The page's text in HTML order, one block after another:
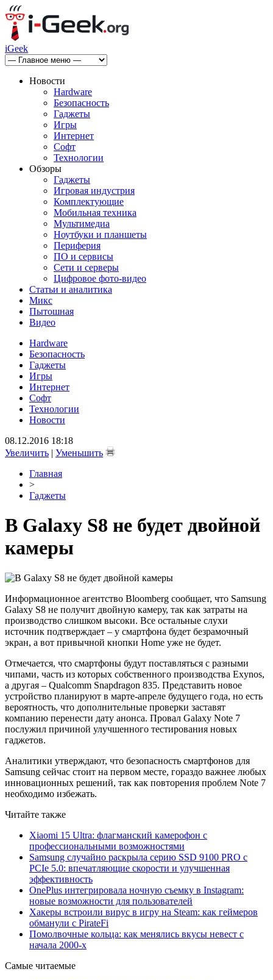
iGeek
Новости
Hardware
Безопасность
Гаджеты
Игры
Интернет
Софт
Технологии
Обзоры
Гаджеты
Игровая индустрия
Комплектующие
Мобильная техника
Мультимедиа
Ноутбуки и планшеты
Периферия
ПО и сервисы
Сети и серверы
Цифровое фото-видео
Статьи и аналитика
Микс
Пытошная
Видео
Hardware
Безопасность
Гаджеты
Игры
Интернет
Софт
Технологии
Новости
08.12.2016 18:18
Увеличить | Уменьшить
Главная
>
Гаджеты
В Galaxy S8 не будет двойной
камеры
Информационное агентство Bloomberg сообщает, что Samsung
Galaxy S8 не получит двойную камеру, так как затраты на
производство слишком высоки. Все остальные слухи
источник подтверждает – у смартфона будет безрамочный
экран, а вот привычной кнопки Home уже не будет.
Отмечается, что смартфоны будут поставляться с разными
чипами, часть из которых собственного производства Exynos,
а другая – Qualcomm Snapdragon 835. Представить новое
устройство планируют в марте-апреле будущего года, но есть
вероятность, что дополнительные проверки заставят
компанию перенести дату анонса. Провал Galaxy Note 7
послужил причиной улучшенного тестирования новых
гаджетов.
Аналитики утверждают, что безопасность смартфонов для
Samsung сейчас стоит на первом месте, гораздо важнее любых
инновационных решений, так как повторения проблем Note 7
необходимо избежать.
Читайте также
Xiaomi 15 Ultra: флагманский камерофон с
профессиональными возможностями
Samsung случайно раскрыла серию SSD 9100 PRO с
PCIe 5.0: впечатляющие скорости и улучшенная
эффективность
OnePlus интегрировала ночную съемку в Instagram:
новые возможности для пользователей
Хакеры встроили вирус в игру на Steam: как геймеров
обманули с PirateFi
Помолвочные кольца: как менялись вкусы невест с
начала 2000-х
Самые читаемые